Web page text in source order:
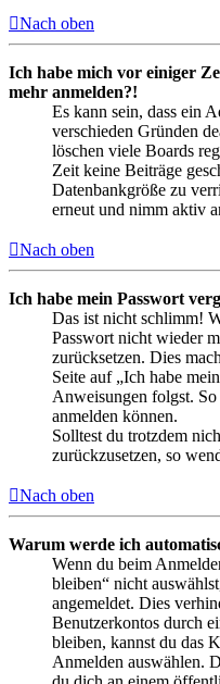
Nach oben
Ich habe mich vor einiger
mehr anmelden?!
Es kann sein, dass ein
verschieden Gründen
löschen viele Boards
Zeit keine Beiträge
Datenbankgröße zu
erneut und nimm aktiv
Nach oben
Ich habe mein Passwort
Das ist nicht schlimm!
Passwort nicht wieder
zurücksetzen. Dies
Seite auf „Ich habe
Anweisungen folgst.
anmelden können.
Solltest du trotzdem
zurückzusetzen, so
Nach oben
Warum werde ich
Wenn du beim
bleiben“ nicht
angemeldet. Dies
Benutzerkontos durch
bleiben, kannst du das
Anmelden auswählen.